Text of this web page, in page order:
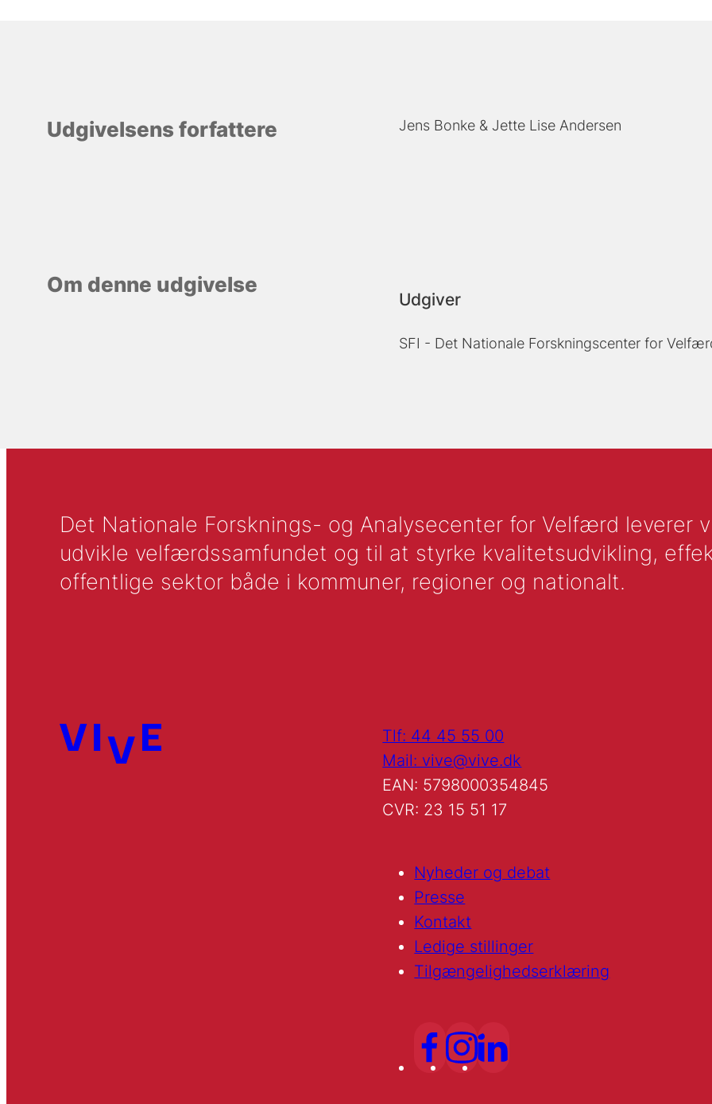
Udgivelsens forfattere Jens Bonke Jette Lise Andersen
Om denne udgivelse
Udgiver
SFI - Det Nationale Forskningscenter for
Det Nationale Forsknings- og Analysecenter for Velfærd leverer
udvikle velfærdssamfundet og til at styrke kvalitetsudvikling,
offentlige sektor både i kommuner, regioner og nationalt.
Tlf: 44 45 55 00
Mail: vive@vive.dk
EAN: 5798000354845
CVR: 23 15 51 17
Nyheder og debat
Presse
Kontakt
Ledige stillinger
Tilgængelighedserklæring